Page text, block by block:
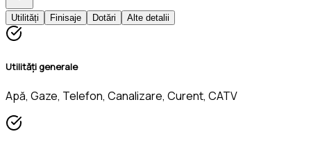
Utilități Finisaje Dotări Alte detalii
Utilități generale
Apă, Gaze, Telefon, Canalizare, Curent, CATV